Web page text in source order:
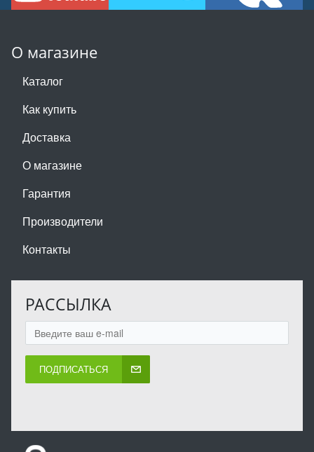
О магазине
Каталог
Как купить
Доставка
О магазине
Гарантия
Производители
Контакты
РАССЫЛКА
ПОДПИСАТЬСЯ